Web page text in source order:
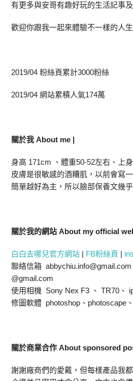
有更多與安哥有趣好玩的生活記事
歡迎你跟我一起來體驗不一樣的人
2019/04 粉絲頁累計3000粉絲
2019/04 網站累積人氣174萬
關於我 About me |
身高 171cm 、體重50-52左右、上
皮膚是很敏感的酒糟肌，以前會寫
簡單越好為主，所以臉部保養文幾
關於我的網站 About my official
白白去哪兒官方網站 | FB粉絲頁 |
聯絡信箱
@gmail.com
使用相機 Sony Nex F3 、 TR70、
修圖軟體 photoshop、photoscape
關於商業合作 About sponsored
謝謝廠商們的愛戴，但每樣產品我